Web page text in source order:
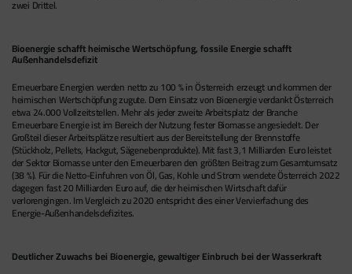
zwei Drittel.
Bioenergie schafft heimische Wertschöpfung, fossile Energie schafft
Außenhandelsdefizit
Erneuerbare Energien werden netto zu 100 % in Österreich erzeugt und kommen der
heimischen Wertschöpfung zugute. Dem Einsatz von Bioenergie verdankt Österreich
etwa 24.000 Vollzeitstellen. Mehr als jeder zweite Arbeitsplatz der Branche
Erneuerbare Energie ist im Bereich der Nutzung fester Biomasse angesiedelt. Der
Großteil dieser Arbeitsplätze resultiert aus der Bereitstellung der Brennstoffe
(Stückholz, Pellets, Hackgut, Sägenebenprodukte). Mit fast 3,1 Milliarden Euro leistet
der Sektor Biomasse unter den Erneuerbaren den größten Beitrag zum Gesamtumsatz
(38 %). Für die Netto-Einfuhren von Öl, Gas, Kohle und Strom wendete Österreich 2022
dagegen fast 20 Milliarden Euro auf, die der heimischen Wirtschaft dafür
verlorengingen. Im Vergleich zu 2020 entspricht dies einer Vervierfachung des
Energie-Außenhandelsdefizites.
Deutlicher Zuwachs bei Bioenergie, gewaltiger Einbruch bei der Wasserkraft